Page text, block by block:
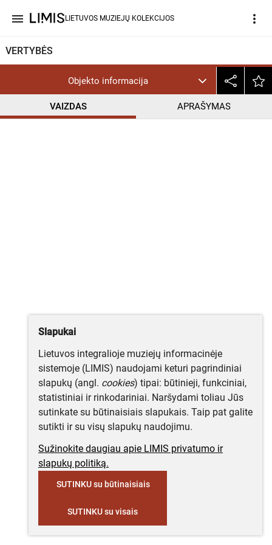
menu LIETUVOS MUZIEJŲ KOLEKCIJOS more_vert
VERTYBĖS
Objekto informacija
VAIZDAS APRAŠYMAS
CC BY-NC-ND
Slapukai
Lietuvos integralioje muziejų informacinėje
sistemoje (LIMIS) naudojami keturi pagrindiniai
slapukų (angl. cookies) tipai: būtinieji, funkciniai,
statistiniai ir rinkodariniai. Naršydami toliau Jūs
sutinkate su būtinaisiais slapukais. Taip pat galite
sutikti ir su visų slapukų naudojimu.
Sužinokite daugiau apie LIMIS privatumo ir
slapukų politiką.
SUTINKU su būtinaisiais
SUTINKU su visais